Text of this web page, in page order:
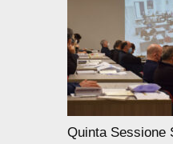
Quinta Sessione